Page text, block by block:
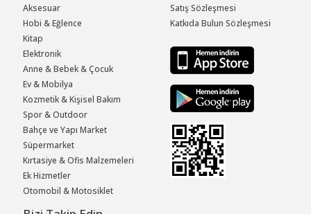
Aksesuar
Hobi & Eğlence
Kitap
Elektronik
Anne & Bebek & Çocuk
Ev & Mobilya
Kozmetik & Kişisel Bakım
Spor & Outdoor
Bahçe ve Yapı Market
Süpermarket
Kırtasiye & Ofis Malzemeleri
Ek Hizmetler
Otomobil & Motosiklet
Satış Sözleşmesi
Katkıda Bulun Sözleşmesi